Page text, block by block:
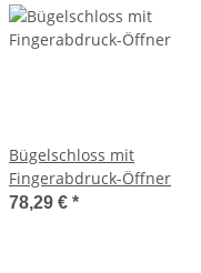
Bügelschloss mit
Fingerabdruck-Öffner
78,29 € *